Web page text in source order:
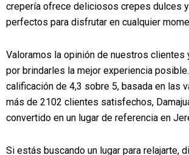
crepería ofrece deliciosos crepes dulces
perfectos para disfrutar en cualquier
Valoramos la opinión de nuestros
por brindarles la mejor experiencia
calificación de 4,3 sobre 5, basada en las
más de 2102 clientes satisfechos,
convertido en un lugar de referencia en
Si estás buscando un lugar para relajarte,